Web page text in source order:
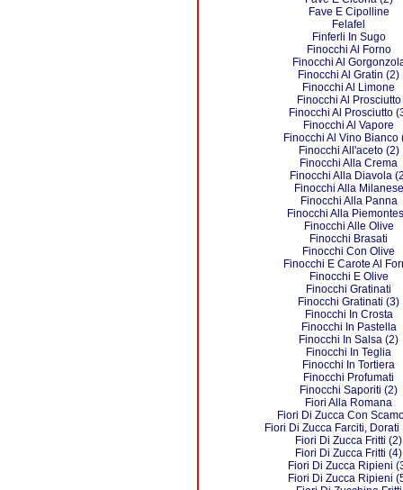
Fave E Cipolline
Felafel
Finferli In Sugo
Finocchi Al Forno
Finocchi Al
Finocchi Al Gratin (2)
Finocchi Al Limone
Finocchi Al Prosciutto
Finocchi Al Prosciutto
Finocchi Al Vapore
Finocchi Al Vino Bianco
Finocchi All'aceto (2)
Finocchi Alla Crema
Finocchi Alla Diavola
Finocchi Alla Milanese
Finocchi Alla Panna
Finocchi Alla
Finocchi Alle Olive
Finocchi Brasati
Finocchi Con Olive
Finocchi E Carote Al
Finocchi E Olive
Finocchi Gratinati
Finocchi Gratinati (3)
Finocchi In Crosta
Finocchi In Pastella
Finocchi In Salsa (2)
Finocchi In Teglia
Finocchi In Tortiera
Finocchi Profumati
Finocchi Saporiti (2)
Fiori Alla Romana
Fiori Di Zucca Con
Fiori Di Zucca Farciti, Dorati
Fiori Di Zucca Fritti (2)
Fiori Di Zucca Fritti (4)
Fiori Di Zucca Ripieni
Fiori Di Zucca Ripieni